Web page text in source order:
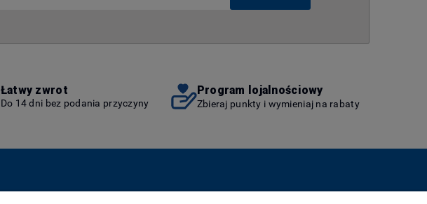
Łatwy zwrot
Do 14 dni bez podania przyczyny
Program lojalnościowy
Zbieraj punkty i wymieniaj na rabaty